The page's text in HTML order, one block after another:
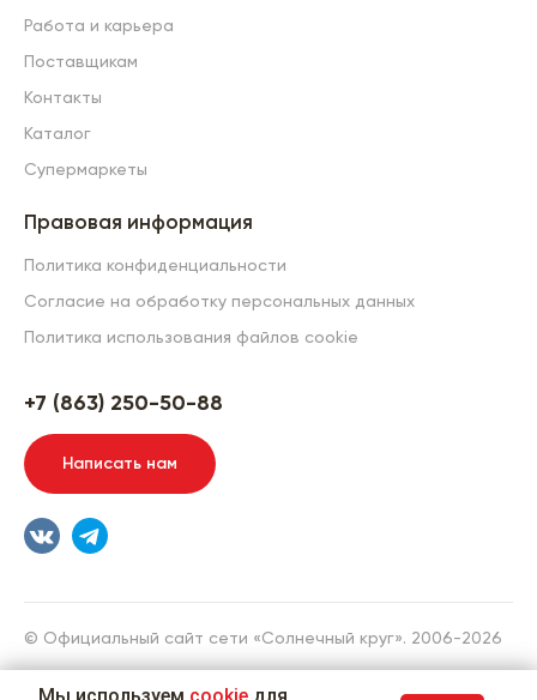
Работа и карьера
Поставщикам
Контакты
Каталог
Супермаркеты
Правовая информация
Политика конфиденциальности
Согласие на обработку персональных данных
Политика использования файлов cookie
+7 (863) 250-50-88
Написать нам
© Официальный сайт сети «Солнечный круг». 2006-2026
Разработка сайта